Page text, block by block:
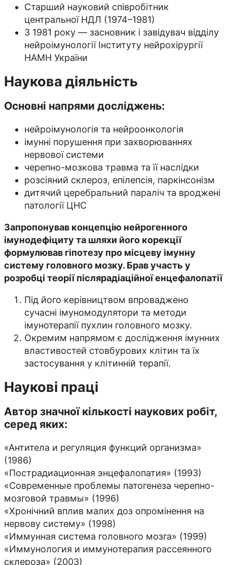
Старший науковий співробітник
центральної НДЛ (1974–1981)
З 1981 року — засновник і завідувач відділу
нейроімунології Інституту нейрохірургії
НАМН України
Наукова діяльність
Основні напрями досліджень:
нейроімунологія та нейроонкологія
імунні порушення при захворюваннях
нервової системи
черепно-мозкова травма та її наслідки
розсіяний склероз, епілепсія, паркінсонізм
дитячий церебральний параліч та вроджені
патології ЦНС
Запропонував концепцію нейрогенного
імунодефіциту та шляхи його корекції
формулював гіпотезу про місцеву імунну
систему головного мозку. Брав участь у
розробці теорії післярадіаційної енцефалопатії
Під його керівництвом впроваджено
сучасні імуномодулятори та методи
імунотерапії пухлин головного мозку.
Окремим напрямом є дослідження імунних
властивостей стовбурових клітин та їх
застосування у клітинній терапії.
Наукові праці
Автор значної кількості наукових робіт,
серед яких:
«Антитела и регуляция функций организма»
(1986)
«Пострадиационная энцефалопатия» (1993)
«Современные проблемы патогенеза черепно-
мозговой травмы» (1996)
«Хронічний вплив малих доз опромінення на
нервову систему» (1998)
«Иммунная система головного мозга» (1999)
«Иммунология и иммунотерапия рассеянного
склероза» (2003)